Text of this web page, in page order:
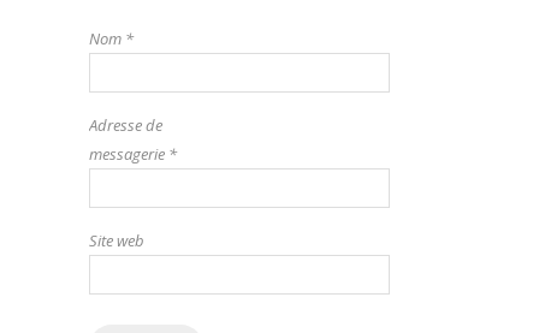
Nom *
Adresse de
messagerie *
Site web